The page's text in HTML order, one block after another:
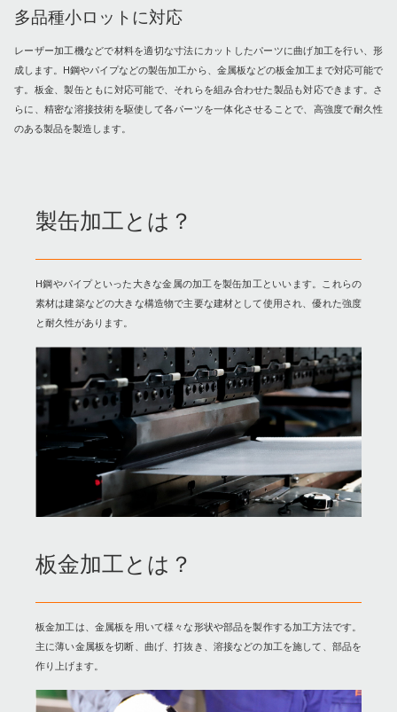
多品種小ロットに対応
レーザー加工機などで材料を適切な寸法にカットしたパーツに曲げ加工を行い、形
成します。H鋼やパイプなどの製缶加工から、金属板などの板金加工まで対応可能で
す。板金、製缶ともに対応可能で、それらを組み合わせた製品も対応できます。さ
らに、精密な溶接技術を駆使して各パーツを一体化させることで、高強度で耐久性
のある製品を製造します。
製缶加工とは？
H鋼やパイプといった大きな金属の加工を製缶加工といいます。これらの
素材は建築などの大きな構造物で主要な建材として使用され、優れた強度
と耐久性があります。
板金加工とは？
板金加工は、金属板を用いて様々な形状や部品を製作する加工方法です。
主に薄い金属板を切断、曲げ、打抜き、溶接などの加工を施して、部品を
作り上げます。